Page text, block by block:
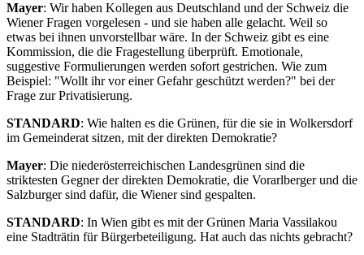
Mayer: Wir haben Kollegen aus Deutschland und der Schweiz die
Wiener Fragen vorgelesen - und sie haben alle gelacht. Weil so
etwas bei ihnen unvorstellbar wäre. In der Schweiz gibt es eine
Kommission, die die Fragestellung überprüft. Emotionale,
suggestive Formulierungen werden sofort gestrichen. Wie zum
Beispiel: "Wollt ihr vor einer Gefahr geschützt werden?" bei der
Frage zur Privatisierung.
STANDARD: Wie halten es die Grünen, für die sie in Wolkersdorf
im Gemeinderat sitzen, mit der direkten Demokratie?
Mayer: Die niederösterreichischen Landesgrünen sind die
striktesten Gegner der direkten Demokratie, die Vorarlberger und die
Salzburger sind dafür, die Wiener sind gespalten.
STANDARD: In Wien gibt es mit der Grünen Maria Vassilakou
eine Stadträtin für Bürgerbeteiligung. Hat auch das nichts gebracht?